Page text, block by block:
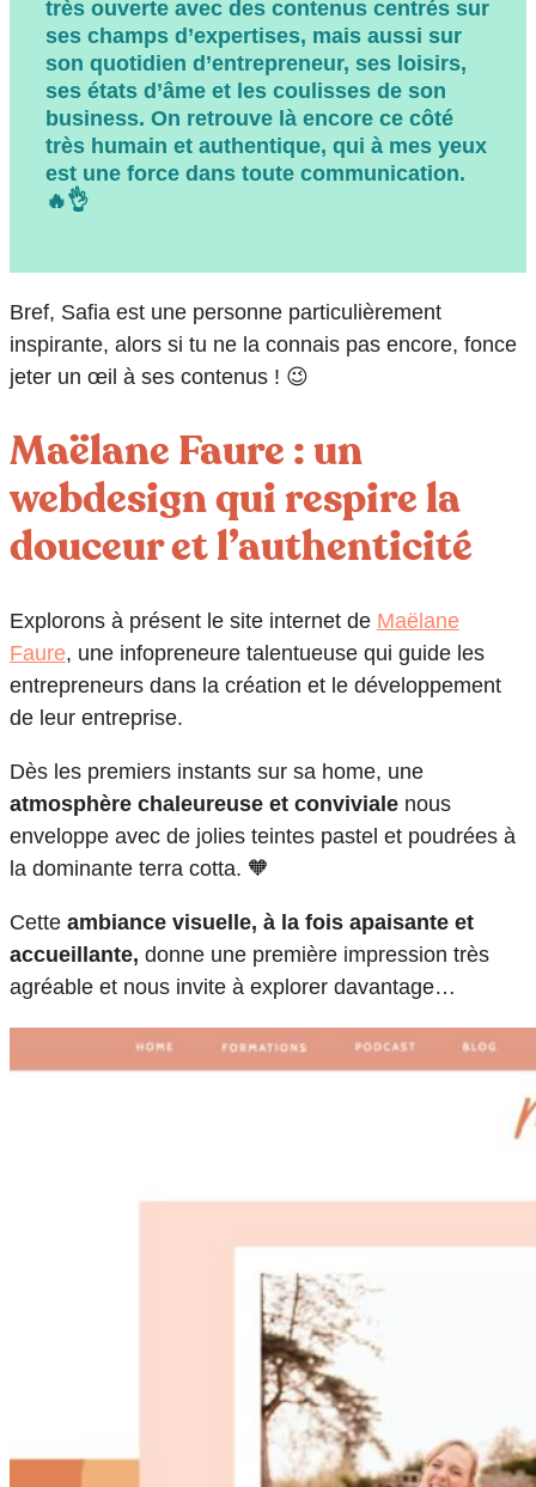
très ouverte avec des contenus centrés sur
ses champs d’expertises, mais aussi sur
son quotidien d’entrepreneur, ses loisirs,
ses états d’âme et les coulisses de son
business. On retrouve là encore ce côté
très humain et authentique, qui à mes yeux
est une force dans toute communication.
🔥👌
Bref, Safia est une personne particulièrement
inspirante, alors si tu ne la connais pas encore, fonce
jeter un œil à ses contenus ! 😉
Maëlane Faure : un
webdesign qui respire la
douceur et l’authenticité
Explorons à présent le site internet de Maëlane
Faure, une infopreneure talentueuse qui guide les
entrepreneurs dans la création et le développement
de leur entreprise.
Dès les premiers instants sur sa home, une
atmosphère chaleureuse et conviviale nous
enveloppe avec de jolies teintes pastel et poudrées à
la dominante terra cotta. 🧡
Cette ambiance visuelle, à la fois apaisante et
accueillante, donne une première impression très
agréable et nous invite à explorer davantage…